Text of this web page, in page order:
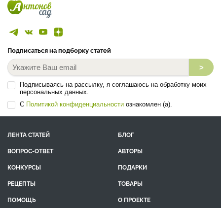
Подписаться на подборку статей
>
Подписываясь на рассылку, я соглашаюсь на обработку моих
персональных данных.
С Политикой конфиденциальности ознакомлен (а).
ЛЕНТА СТАТЕЙ
БЛОГ
ВОПРОС-ОТВЕТ
АВТОРЫ
КОНКУРСЫ
ПОДАРКИ
РЕЦЕПТЫ
ТОВАРЫ
ПОМОЩЬ
О ПРОЕКТЕ